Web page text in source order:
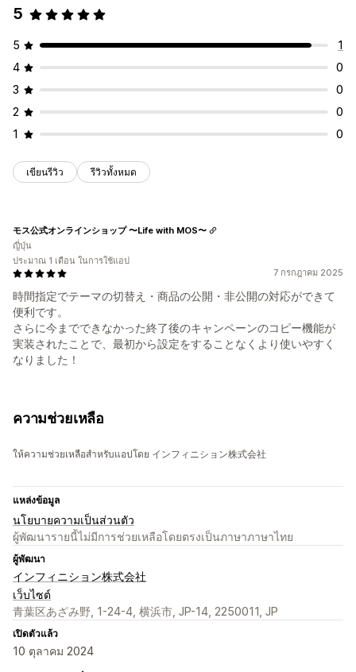
5
5
1
4
0
3
0
2
0
1
0
เขียนรีวิว รีวิวทั้งหมด
7 กรกฎาคม 2025
時間指定でテーマの切替え・商品の公開・非公開の対応ができて
便利です。
さらに今までできなかった終了後のキャンペーンのコピー機能が
実装されたことで、最初から設定をすることなくより使いやすく
なりました！
モス公式オンラインショップ 〜Life with MOS〜
ญี่ปุ่น
ประมาณ 1 เดือน ในการใช้แอป
ความช่วยเหลือ
ให้ความช่วยเหลือสำหรับแอปโดย インフィニション株式会社
แหล่งข้อมูล
นโยบายความเป็นส่วนตัว
ผู้พัฒนารายนี้ไม่มีการช่วยเหลือโดยตรงเป็นภาษาภาษาไทย
ผู้พัฒนา
インフィニション株式会社
เว็บไซต์
青葉区あざみ野, 1-24-4, 横浜市, JP-14, 2250011, JP
เปิดตัวแล้ว
10 ตุลาคม 2024